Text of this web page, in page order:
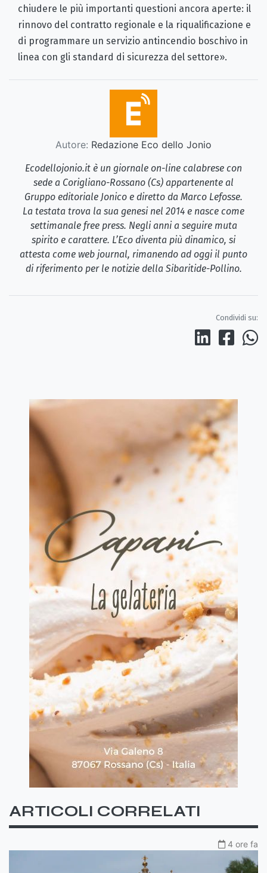
chiudere le più importanti questioni ancora aperte: il
rinnovo del contratto regionale e la riqualificazione e
di programmare un servizio antincendio boschivo in
linea con gli standard di sicurezza del settore».
Autore: Redazione Eco dello Jonio
Ecodellojonio.it è un giornale on-line calabrese con
sede a Corigliano-Rossano (Cs) appartenente al
Gruppo editoriale Jonico e diretto da Marco Lefosse.
La testata trova la sua genesi nel 2014 e nasce come
settimanale free press. Negli anni a seguire muta
spirito e carattere. L’Eco diventa più dinamico, si
attesta come web journal, rimanendo ad oggi il punto
di riferimento per le notizie della Sibaritide-Pollino.
Condividi su:
ARTICOLI CORRELATI
4 ore fa